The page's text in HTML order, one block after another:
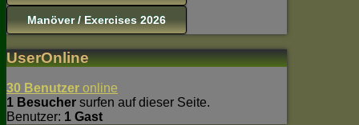
Manöver / Exercises 2026
UserOnline
30 Benutzer online
1 Besucher surfen auf dieser Seite.
Benutzer: 1 Gast